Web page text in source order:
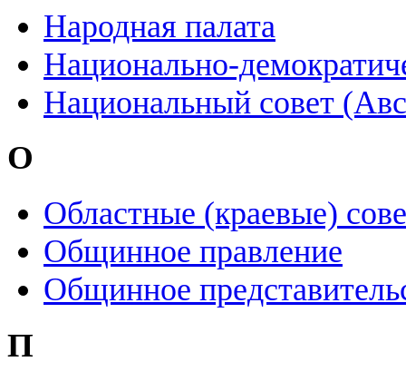
Народная палата
Национально-
Национальный совет
О
Областные (краевые)
Общинное правление
Общинное
П